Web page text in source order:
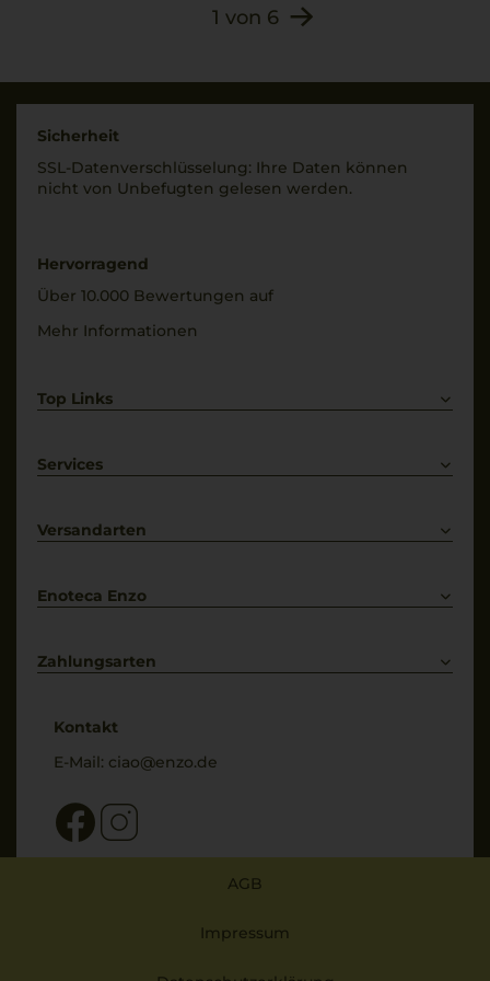
1 von 6
Sicherheit
SSL-Daten­verschlüs­selung: Ihre Daten können
nicht von Unbe­fugten gelesen werden.
Hervorragend
Über 10.000 Bewertungen auf
Mehr Informationen
Top Links
Weißwein
Services
Kontakt
Versandarten
Enoteca Enzo
Bewertungs-Richtlinien
Zahlungsarten
Kontakt
E-Mail: ciao@enzo.de
AGB
Impressum